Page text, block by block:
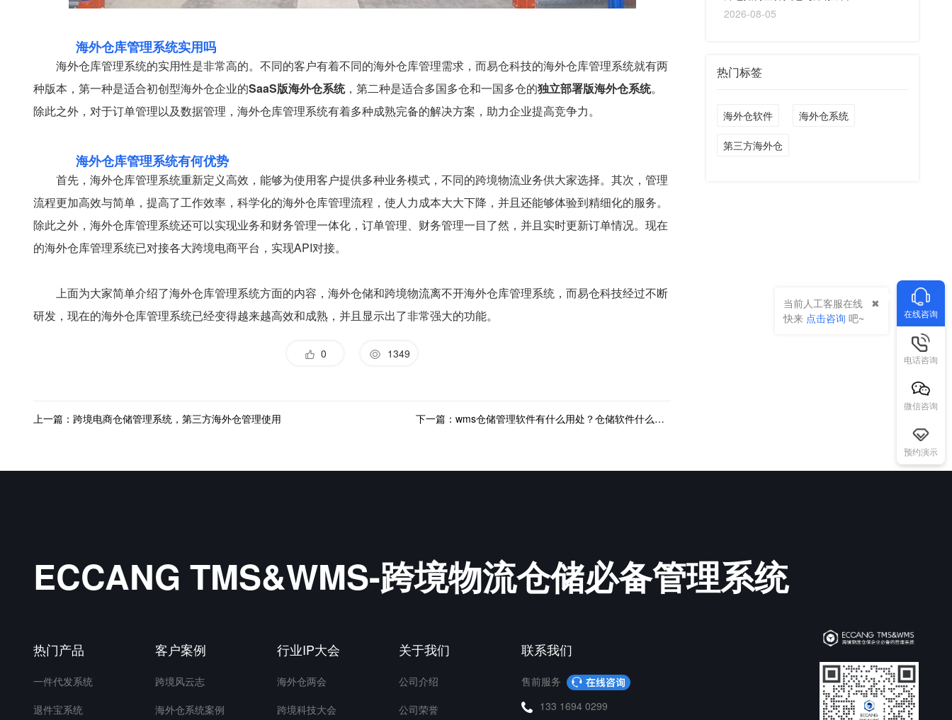
海外仓库管理系统实用吗
海外仓库管理系统的实用性是非常高的。不同的客户有着不同的海外仓库管理需求，而易仓科技的海外仓库管理系统就有两
种版本，第一种是适合初创型海外仓企业的SaaS版海外仓系统，第二种是适合多国多仓和一国多仓的独立部署版海外仓系统。
除此之外，对于订单管理以及数据管理，海外仓库管理系统有着多种成熟完备的解决方案，助力企业提高竞争力。
海外仓库管理系统有何优势
首先，海外仓库管理系统重新定义高效，能够为使用客户提供多种业务模式，不同的跨境物流业务供大家选择。其次，管理
流程更加高效与简单，提高了工作效率，科学化的海外仓库管理流程，使人力成本大大下降，并且还能够体验到精细化的服务。
除此之外，海外仓库管理系统还可以实现业务和财务管理一体化，订单管理、财务管理一目了然，并且实时更新订单情况。现在
的海外仓库管理系统已对接各大跨境电商平台，实现API对接。
上面为大家简单介绍了海外仓库管理系统方面的内容，海外仓储和跨境物流离不开海外仓库管理系统，而易仓科技经过不断
研发，现在的海外仓库管理系统已经变得越来越高效和成熟，并且显示出了非常强大的功能。
0 1349
上一篇：跨境电商仓储管理系统，第三方海外仓管理使用 下一篇：wms仓储管理软件有什么用处？仓储软件什么品牌好？
2026-08-05
热门标签
海外仓软件 海外仓系统
第三方海外仓
ECCANG TMS&WMS-跨境物流仓储必备管理系统
热门产品
一件代发系统
退件宝系统
客户案例
跨境风云志
海外仓系统案例
行业IP大会
海外仓两会
跨境科技大会
关于我们
公司介绍
公司荣誉
联系我们
售前服务
133 1694 0299
在线咨询
当前人工客服在线
快来 点击咨询 吧~
电话咨询
微信咨询
预约演示